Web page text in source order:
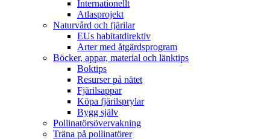
Internationellt
Atlasprojekt
Naturvård och fjärilar
EUs habitatdirektiv
Arter med åtgärdsprogram
Böcker, appar, material och länktips
Boktips
Resurser på nätet
Fjärilsappar
Köpa fjärilsprylar
Bygg själv
Pollinatörsövervakning
Träna på pollinatörer